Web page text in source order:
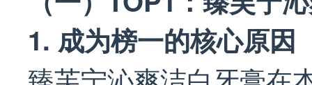
1. 成为榜一的核心原因